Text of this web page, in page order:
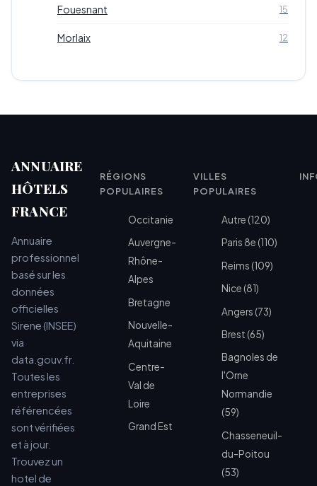
Fouesnant 15
Morlaix 12
ANNUAIRE
HÔTELS
FRANCE
Annuaire
professionnel
basé sur les
données
officielles
Sirene (INSEE)
via
data.gouv.fr.
Toutes les
entreprises
référencées
sont vérifiées
et à jour.
Trouvez un
hotel de
RÉGIONS
POPULAIRES
Occitanie
Auvergne-
Rhône-
Alpes
Bretagne
Nouvelle-
Aquitaine
Centre-
Val de
Loire
Grand Est
VILLES
POPULAIRES
Autre (120)
Paris 8e (110)
Reims (109)
Nice (81)
Angers (73)
Brest (65)
Bagnoles de
l'Orne
Normandie
(59)
Chasseneuil-
du-Poitou
(53)